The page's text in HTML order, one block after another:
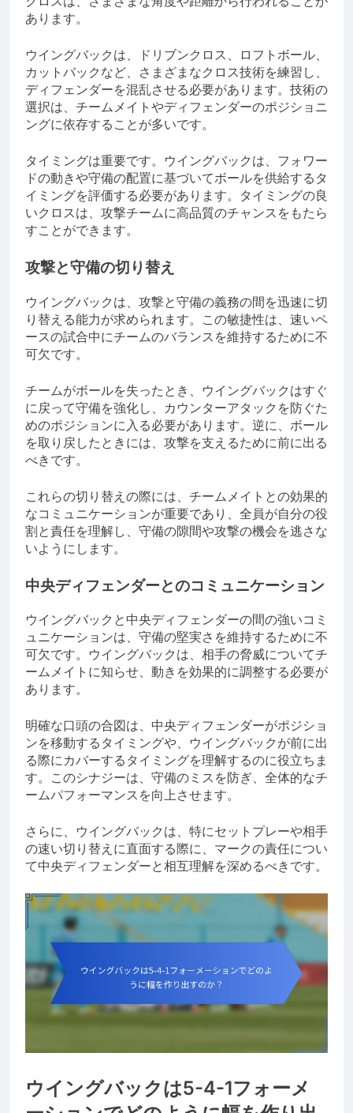
あります。
ウイングバックは、ドリブンクロス、ロフトボール、
カットバックなど、さまざまなクロス技術を練習し、
ディフェンダーを混乱させる必要があります。技術の
選択は、チームメイトやディフェンダーのポジショニ
ングに依存することが多いです。
タイミングは重要です。ウイングバックは、フォワー
ドの動きや守備の配置に基づいてボールを供給するタ
イミングを評価する必要があります。タイミングの良
いクロスは、攻撃チームに高品質のチャンスをもたら
すことができます。
攻撃と守備の切り替え
ウイングバックは、攻撃と守備の義務の間を迅速に切
り替える能力が求められます。この敏捷性は、速いペ
ースの試合中にチームのバランスを維持するために不
可欠です。
チームがボールを失ったとき、ウイングバックはすぐ
に戻って守備を強化し、カウンターアタックを防ぐた
めのポジションに入る必要があります。逆に、ボール
を取り戻したときには、攻撃を支えるために前に出る
べきです。
これらの切り替えの際には、チームメイトとの効果的
なコミュニケーションが重要であり、全員が自分の役
割と責任を理解し、守備の隙間や攻撃の機会を逃さな
いようにします。
中央ディフェンダーとのコミュニケーション
ウイングバックと中央ディフェンダーの間の強いコミ
ュニケーションは、守備の堅実さを維持するために不
可欠です。ウイングバックは、相手の脅威についてチ
ームメイトに知らせ、動きを効果的に調整する必要が
あります。
明確な口頭の合図は、中央ディフェンダーがポジショ
ンを移動するタイミングや、ウイングバックが前に出
る際にカバーするタイミングを理解するのに役立ちま
す。このシナジーは、守備のミスを防ぎ、全体的なチ
ームパフォーマンスを向上させます。
さらに、ウイングバックは、特にセットプレーや相手
の速い切り替えに直面する際に、マークの責任につい
て中央ディフェンダーと相互理解を深めるべきです。
ウイングバックは5-4-1フォーメ